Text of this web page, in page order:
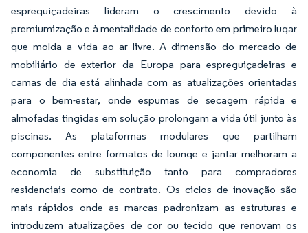
espreguiçadeiras lideram o crescimento devido à
premiumização e à mentalidade de conforto em primeiro lugar
que molda a vida ao ar livre. A dimensão do mercado de
mobiliário de exterior da Europa para espreguiçadeiras e
camas de dia está alinhada com as atualizações orientadas
para o bem-estar, onde espumas de secagem rápida e
almofadas tingidas em solução prolongam a vida útil junto às
piscinas. As plataformas modulares que partilham
componentes entre formatos de lounge e jantar melhoram a
economia de substituição tanto para compradores
residenciais como de contrato. Os ciclos de inovação são
mais rápidos onde as marcas padronizam as estruturas e
introduzem atualizações de cor ou tecido que renovam os